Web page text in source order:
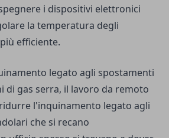
i dispositivi elettronici
la temperatura degli
efficiente.
legato agli spostamenti
di gas serra, il lavoro da remoto
l'inquinamento legato agli
che si recano